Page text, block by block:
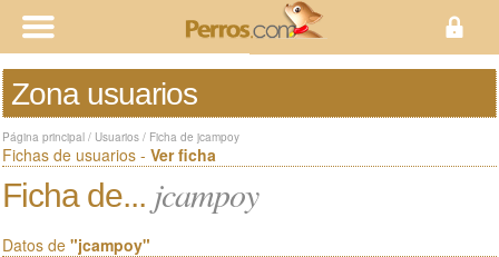
Zona usuarios
Página principal / Usuarios / Ficha de jcampoy
Fichas de usuarios - Ver ficha
Ficha de... jcampoy
Datos de "jcampoy"